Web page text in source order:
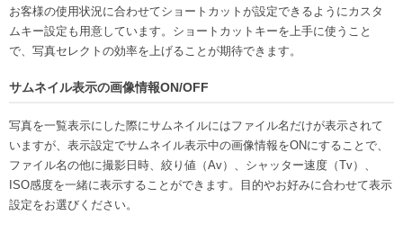
お客様の使用状況に合わせてショートカットが設定できるようにカスタ
ムキー設定も用意しています。ショートカットキーを上手に使うこと
で、写真セレクトの効率を上げることが期待できます。
サムネイル表示の画像情報ON/OFF
写真を一覧表示にした際にサムネイルにはファイル名だけが表示されて
いますが、表示設定でサムネイル表示中の画像情報をONにすることで、
ファイル名の他に撮影日時、絞り値（Av）、シャッター速度（Tv）、
ISO感度を一緒に表示することができます。目的やお好みに合わせて表示
設定をお選びください。